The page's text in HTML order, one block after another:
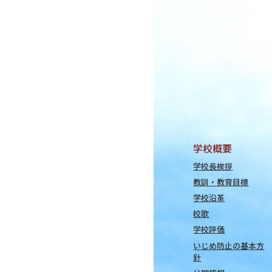
学校概要
学校長挨拶
教訓・教育目標
学校沿革
校歌
学校評価
いじめ防止の基本方
針